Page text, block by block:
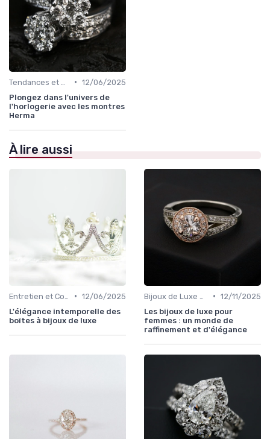
• 12/06/2025
Plongez dans l'univers de
l'horlogerie avec les montres
Herma
À lire aussi
• 12/06/2025
L'élégance intemporelle des
boîtes à bijoux de luxe
• 12/11/2025
Les bijoux de luxe pour
femmes : un monde de
raffinement et d'élégance